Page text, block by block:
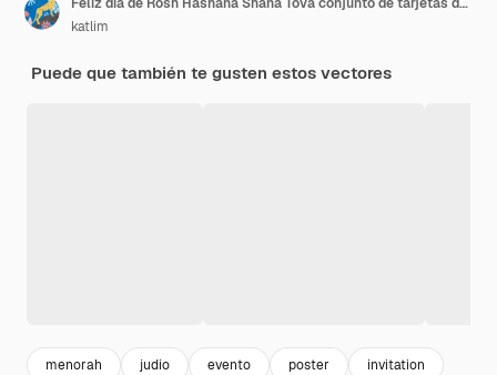
katlim
Puede que también te gusten estos vectores
menorah judio evento poster invitation